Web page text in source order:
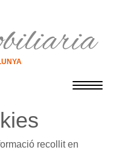
Toggle
recollit en